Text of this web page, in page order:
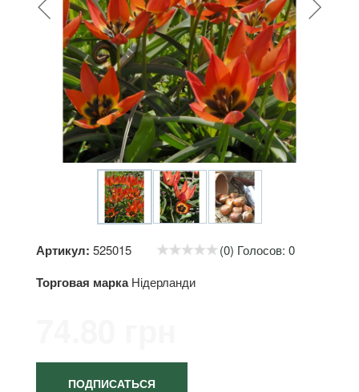
Артикул: 525015 (0) Голосов: 0
Торговая марка Нідерланди
ПОДПИСАТЬСЯ